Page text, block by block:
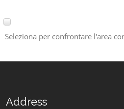
Seleziona per confrontare l'area
Address